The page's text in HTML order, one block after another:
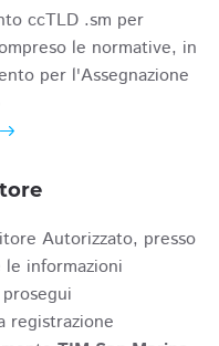
ccTLD .sm per
le normative, in
per l'Assegnazione
Autorizzato, presso
informazioni
registrazione